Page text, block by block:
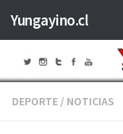
Saltar al contenido
Yungayino.cl
DEPORTE / NOTICIAS